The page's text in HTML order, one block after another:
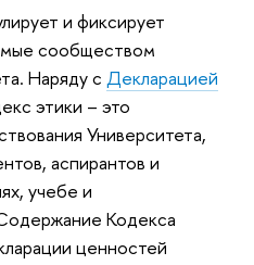
и фиксирует
сообществом
Наряду с Декларацией
этики – это
Университета,
аспирантов и
учебе и
Кодекса
ценностей